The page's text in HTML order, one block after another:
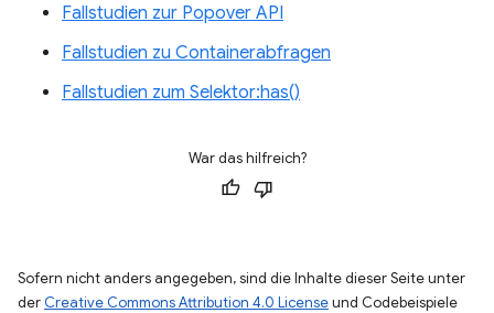
Fallstudien zur Popover API
Fallstudien zu Containerabfragen
Fallstudien zum Selektor:has()
War das hilfreich?
Sofern nicht anders angegeben, sind die Inhalte dieser Seite unter
der Creative Commons Attribution 4.0 Licenseund Codebeispiele